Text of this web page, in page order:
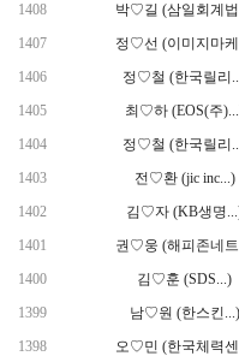
1408
박♡길 (삼일회계
1407
정♡선 (이미지마
1406
정♡철 (한국릴리
1405
최♡하 (EOS(주
1404
정♡철 (한국릴리
1403
전♡환 (jic inc...)
1402
김♡자 (KB생명
1401
권♡웅 (해피존네
1400
김♡훈 (SDS...)
1399
남♡원 (한스킨...)
1398
오♡민 (한국체력